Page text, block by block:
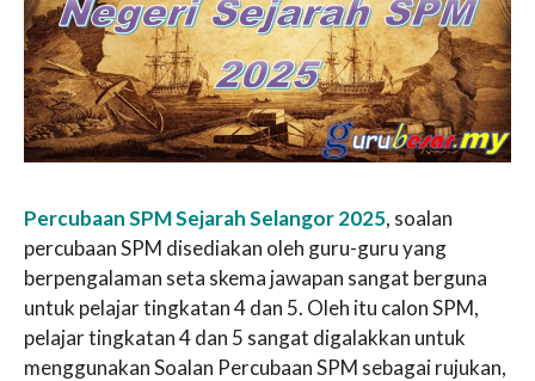
Percubaan SPM Sejarah Selangor 2025, soalan
percubaan SPM disediakan oleh guru-guru yang
berpengalaman seta skema jawapan sangat berguna
untuk pelajar tingkatan 4 dan 5. Oleh itu calon SPM,
pelajar tingkatan 4 dan 5 sangat digalakkan untuk
menggunakan Soalan Percubaan SPM sebagai rujukan,